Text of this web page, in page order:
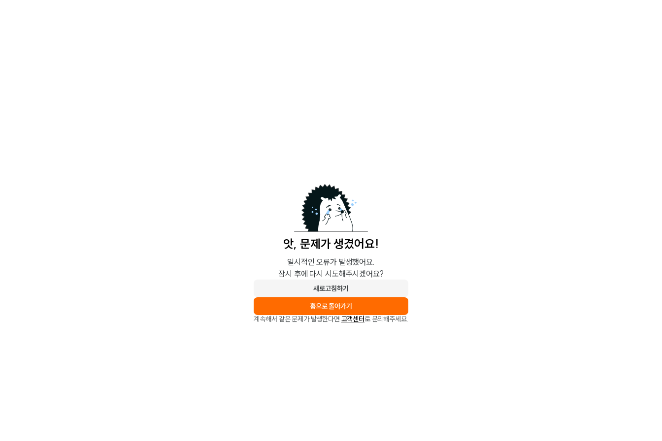
앗, 문제가 생겼어요!
일시적인 오류가 발생했어요.
잠시 후에 다시 시도해주시겠어요?
새로고침하기
홈으로 돌아가기
계속해서 같은 문제가 발생한다면 고객센터로 문의해주세요.